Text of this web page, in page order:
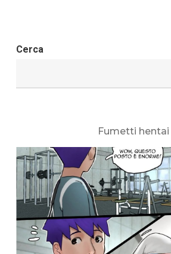
Cerca
Fumetti hentai